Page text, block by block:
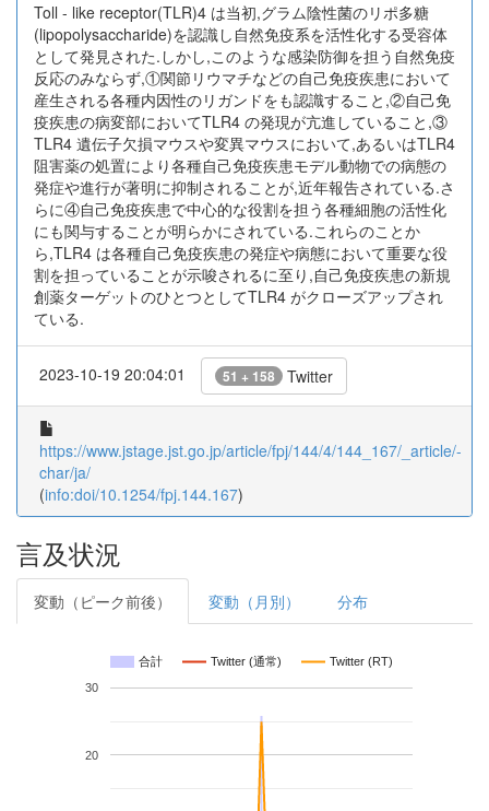
Toll - like receptor(TLR)4 は当初,グラム陰性菌のリポ多糖
(lipopolysaccharide)を認識し自然免疫系を活性化する受容体
として発見された.しかし,このような感染防御を担う自然免疫
反応のみならず,①関節リウマチなどの自己免疫疾患において
産生される各種内因性のリガンドをも認識すること,②自己免
疫疾患の病変部においてTLR4 の発現が亢進していること,③
TLR4 遺伝子欠損マウスや変異マウスにおいて,あるいはTLR4
阻害薬の処置により各種自己免疫疾患モデル動物での病態の
発症や進行が著明に抑制されることが,近年報告されている.さ
らに④自己免疫疾患で中心的な役割を担う各種細胞の活性化
にも関与することが明らかにされている.これらのことか
ら,TLR4 は各種自己免疫疾患の発症や病態において重要な役
割を担っていることが示唆されるに至り,自己免疫疾患の新規
創薬ターゲットのひとつとしてTLR4 がクローズアップされ
ている.
2023-10-19 20:04:01 51 + 158 Twitter
https://www.jstage.jst.go.jp/article/fpj/144/4/144_167/_article/-
char/ja/
(info:doi/10.1254/fpj.144.167)
言及状況
変動（ピーク前後） 変動（月別） 分布
合計 Twitter (通常) Twitter (RT)
20
30